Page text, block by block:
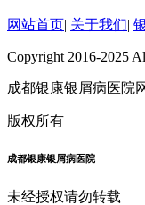
网站首页| 关于我们|
Copyright 2016-2025
成都银康银屑病医院
版权所有
成都银康银屑病医院
未经授权请勿转载